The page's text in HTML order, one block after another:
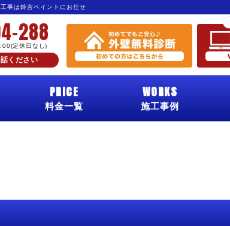
事は鈴吉ペイントにお任せ
288
定休日なし)
ください
PRICE
料金一覧
WORKS
施工事例